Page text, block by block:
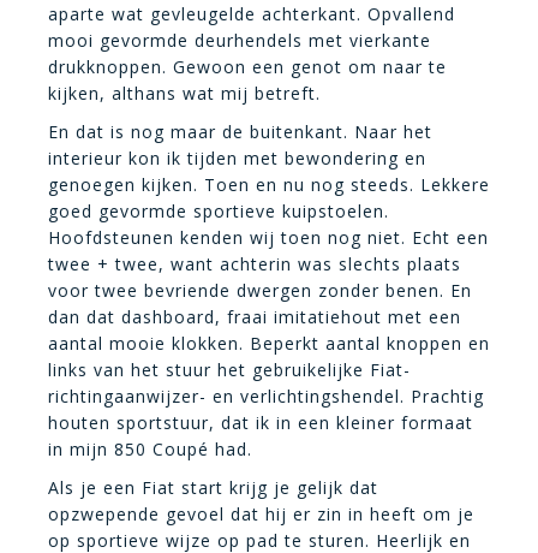
aparte wat gevleugelde achterkant. Opvallend
mooi gevormde deurhendels met vierkante
drukknoppen. Gewoon een genot om naar te
kijken, althans wat mij betreft.
En dat is nog maar de buitenkant. Naar het
interieur kon ik tijden met bewondering en
genoegen kijken. Toen en nu nog steeds. Lekkere
goed gevormde sportieve kuipstoelen.
Hoofdsteunen kenden wij toen nog niet. Echt een
twee + twee, want achterin was slechts plaats
voor twee bevriende dwergen zonder benen. En
dan dat dashboard, fraai imitatiehout met een
aantal mooie klokken. Beperkt aantal knoppen en
links van het stuur het gebruikelijke Fiat-
richtingaanwijzer- en verlichtingshendel. Prachtig
houten sportstuur, dat ik in een kleiner formaat
in mijn 850 Coupé had.
Als je een Fiat start krijg je gelijk dat
opzwepende gevoel dat hij er zin in heeft om je
op sportieve wijze op pad te sturen. Heerlijk en